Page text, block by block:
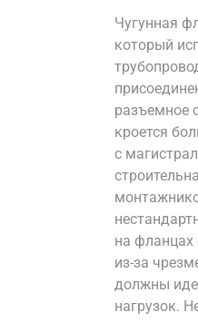
Чугунная
который
разъемное
кроется
с
на фланцах
из-за
должны
нагрузок.